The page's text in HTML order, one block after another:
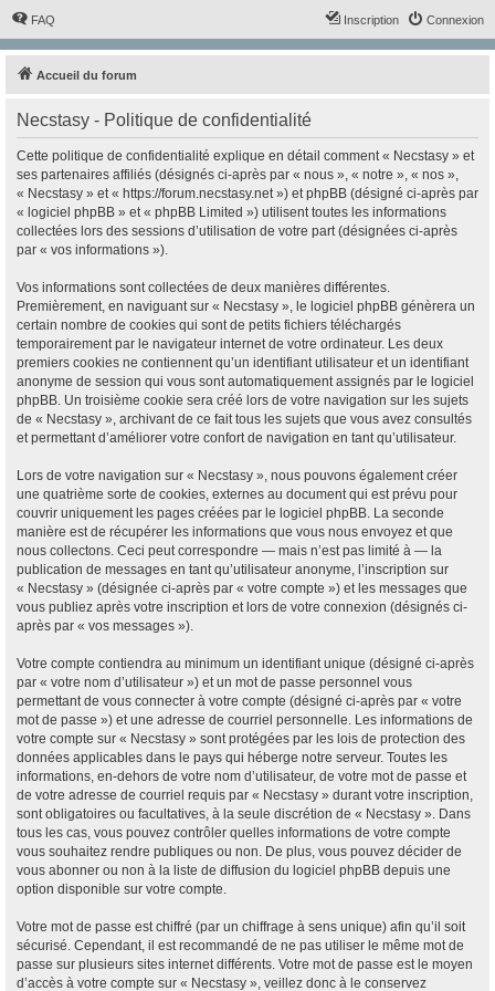
FAQ Connexion
Inscription
Accueil du forum
Necstasy - Politique de confidentialité
Cette politique de confidentialité explique en détail comment « Necstasy » et
ses partenaires affiliés (désignés ci-après par « nous », « notre », « nos »,
« Necstasy » et « https://forum.necstasy.net ») et phpBB (désigné ci-après par
« logiciel phpBB » et « phpBB Limited ») utilisent toutes les informations
collectées lors des sessions d’utilisation de votre part (désignées ci-après
par « vos informations »).
Vos informations sont collectées de deux manières différentes.
Premièrement, en naviguant sur « Necstasy », le logiciel phpBB génèrera un
certain nombre de cookies qui sont de petits fichiers téléchargés
temporairement par le navigateur internet de votre ordinateur. Les deux
premiers cookies ne contiennent qu’un identifiant utilisateur et un identifiant
anonyme de session qui vous sont automatiquement assignés par le logiciel
phpBB. Un troisième cookie sera créé lors de votre navigation sur les sujets
de « Necstasy », archivant de ce fait tous les sujets que vous avez consultés
et permettant d’améliorer votre confort de navigation en tant qu’utilisateur.
Lors de votre navigation sur « Necstasy », nous pouvons également créer
une quatrième sorte de cookies, externes au document qui est prévu pour
couvrir uniquement les pages créées par le logiciel phpBB. La seconde
manière est de récupérer les informations que vous nous envoyez et que
nous collectons. Ceci peut correspondre — mais n’est pas limité à — la
publication de messages en tant qu’utilisateur anonyme, l’inscription sur
« Necstasy » (désignée ci-après par « votre compte ») et les messages que
vous publiez après votre inscription et lors de votre connexion (désignés ci-
après par « vos messages »).
Votre compte contiendra au minimum un identifiant unique (désigné ci-après
par « votre nom d’utilisateur ») et un mot de passe personnel vous
permettant de vous connecter à votre compte (désigné ci-après par « votre
mot de passe ») et une adresse de courriel personnelle. Les informations de
votre compte sur « Necstasy » sont protégées par les lois de protection des
données applicables dans le pays qui héberge notre serveur. Toutes les
informations, en-dehors de votre nom d’utilisateur, de votre mot de passe et
de votre adresse de courriel requis par « Necstasy » durant votre inscription,
sont obligatoires ou facultatives, à la seule discrétion de « Necstasy ». Dans
tous les cas, vous pouvez contrôler quelles informations de votre compte
vous souhaitez rendre publiques ou non. De plus, vous pouvez décider de
vous abonner ou non à la liste de diffusion du logiciel phpBB depuis une
option disponible sur votre compte.
Votre mot de passe est chiffré (par un chiffrage à sens unique) afin qu’il soit
sécurisé. Cependant, il est recommandé de ne pas utiliser le même mot de
passe sur plusieurs sites internet différents. Votre mot de passe est le moyen
d’accès à votre compte sur « Necstasy », veillez donc à le conservez